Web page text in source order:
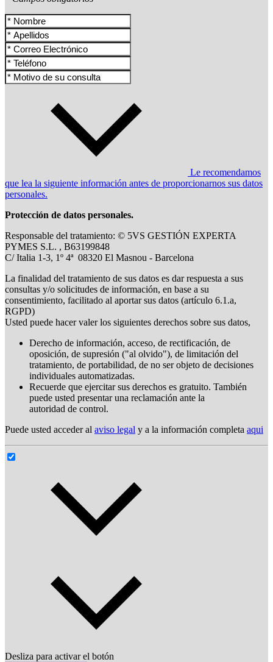
Le recomendamos
que lea la siguiente información antes de proporcionarnos sus datos
personales.
Protección de datos personales.
Responsable del tratamiento: © 5VS GESTIÓN EXPERTA
PYMES S.L. , B63199848
C/ Italia 1-3, 1º 4ª 08320 El Masnou - Barcelona
La finalidad del tratamiento de sus datos es dar respuesta a sus
consultas y/o solicitudes de información, en base a su
consentimiento, facilitado al aportar sus datos (artículo 6.1.a,
RGPD)
Usted puede hacer valer los siguientes derechos sobre sus datos,
Derecho de información, acceso, de rectificación, de
oposición, de supresión ("al olvido"), de limitación del
tratamiento, de portabilidad, de no ser objeto de decisiones
individuales automatizadas.
Recuerde que ejercitar sus derechos es gratuito. También
puede usted presentar una reclamación ante la
autoridad de control.
Puede usted acceder al aviso legal y a la información completa aqui
Desliza para activar el botón